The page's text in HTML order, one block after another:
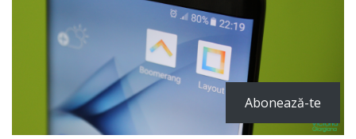
Abonează-te